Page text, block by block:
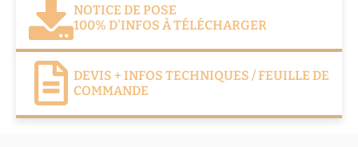
NOTICE DE POSE
100% D'INFOS À TÉLÉCHARGER
DEVIS + INFOS TECHNIQUES / FEUILLE DE
COMMANDE